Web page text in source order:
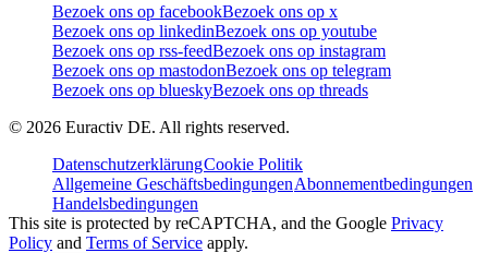
Bezoek ons op facebookBezoek ons op x
Bezoek ons op linkedinBezoek ons op youtube
Bezoek ons op rss-feedBezoek ons op instagram
Bezoek ons op mastodonBezoek ons op telegram
Bezoek ons op blueskyBezoek ons op threads
© 2026 Euractiv DE. All rights reserved.
DatenschutzerklärungCookie Politik
Allgemeine GeschäftsbedingungenAbonnementbedingungen
Handelsbedingungen
This site is protected by reCAPTCHA, and the Google Privacy
Policy and Terms of Service apply.